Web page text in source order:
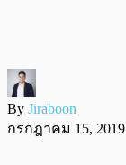
By Jiraboon
กรกฎาคม 15, 2019